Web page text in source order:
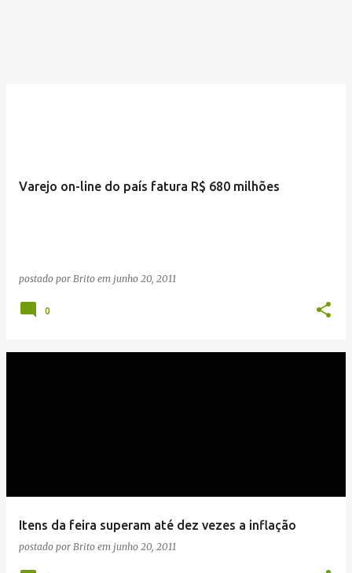
Varejo on-line do país fatura R$ 680 milhões
postado por Brito em junho 20, 2011
0
Itens da feira superam até dez vezes a inflação
postado por Brito em junho 20, 2011